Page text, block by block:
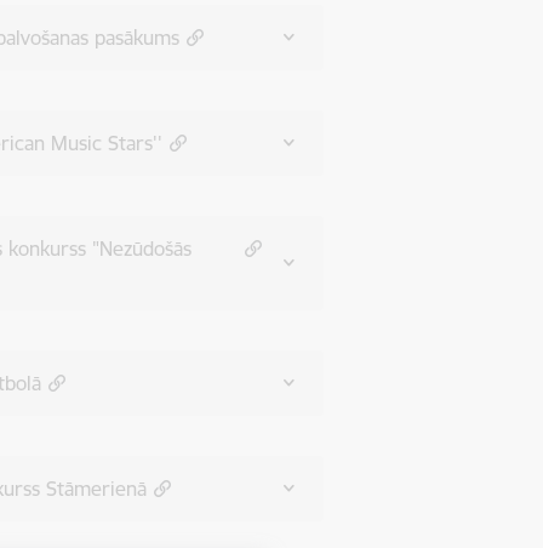
pasākums
Music Stars''
"Nezūdošās
Stāmerienā